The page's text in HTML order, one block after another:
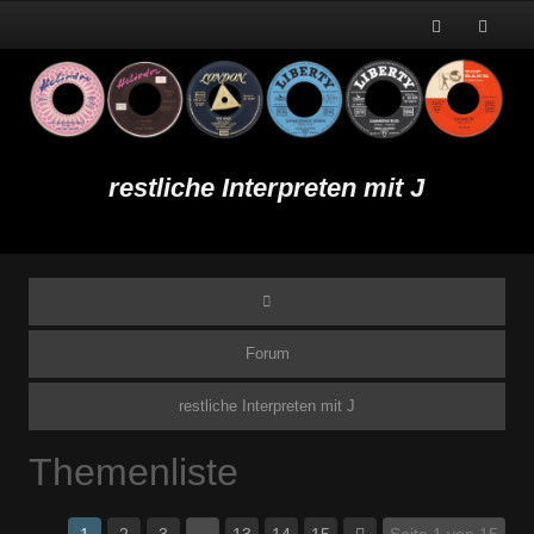
restliche Interpreten mit J
Forum
restliche Interpreten mit J
Themenliste